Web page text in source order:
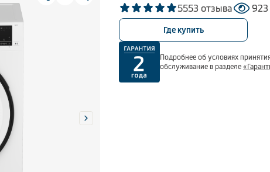
камеры
5553 отзыва 923
Где купить
Подробнее об условиях
обслуживание в разделе